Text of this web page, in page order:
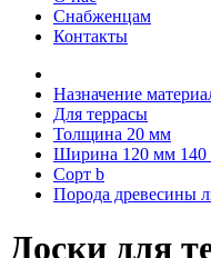
Снабженцам
Контакты
Назначение
Для террасы
Толщина 20 мм
Ширина 120 мм
Сорт b
Порода древесины
Доски для